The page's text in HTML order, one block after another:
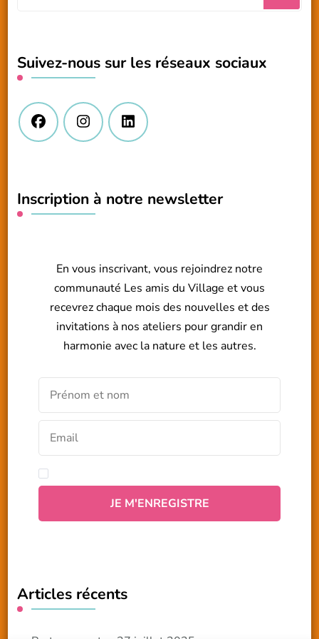
?
Suivez-nous sur les réseaux sociaux
Inscription à notre newsletter
En vous inscrivant, vous rejoindrez notre
communauté Les amis du Village et vous
recevrez chaque mois des nouvelles et des
invitations à nos ateliers pour grandir en
harmonie avec la nature et les autres.
Articles récents